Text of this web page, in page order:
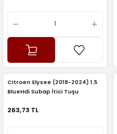
Citroen Elysee (2018-2024) 1.5
BlueHdi Subap İtici Tuşu
263,73 TL